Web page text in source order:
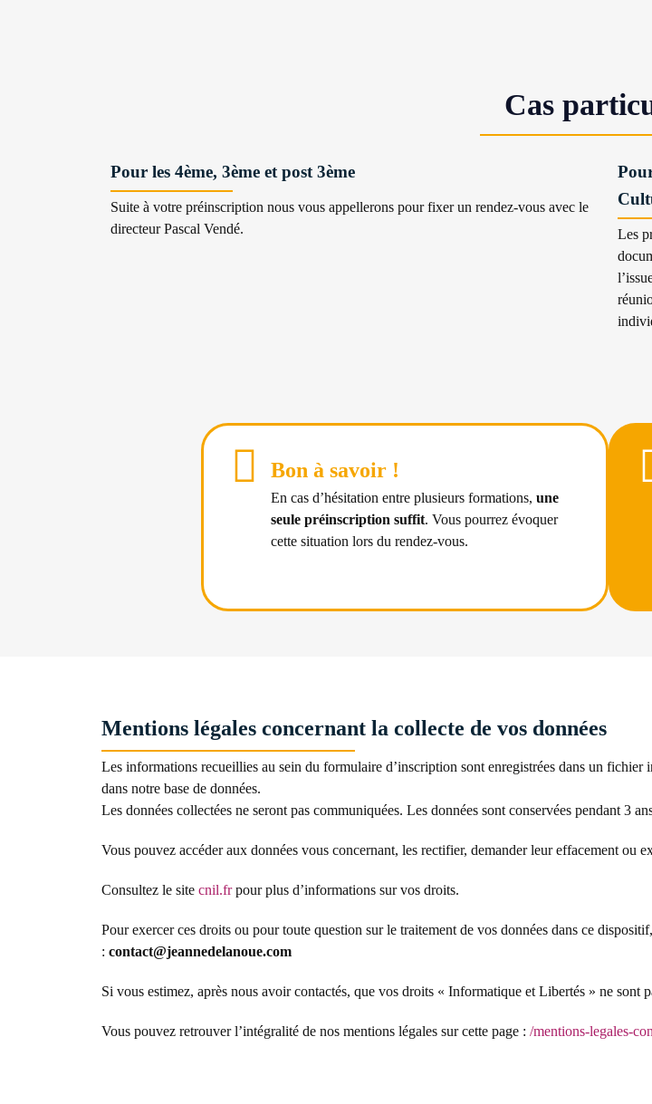
Cas
Pour les 4ème, 3ème et post 3ème
Suite à votre préinscription nous vous appellerons pour fixer un rendez-vous avec le
directeur Pascal Vendé.
Les
Bon à savoir !
En cas d’hésitation entre plusieurs formations,une
seule préinscription suffit. Vous pourrez évoquer
cette situation lors du rendez-vous.
Mentions légales concernant la collecte de vos données
Les informations recueillies au sein du formulaire d’inscription sont enregistrées dans un
dans notre base de données.
Les données collectées ne seront pas communiquées. Les données sont conservées pendant 3
Vous pouvez accéder aux données vous concernant, les rectifier, demander leur effacement ou
Consultez le site cnil.frpour plus d’informations sur vos droits.
Pour exercer ces droits ou pour toute question sur le traitement de vos données dans ce
: contact@jeannedelanoue.com
Si vous estimez, après nous avoir contactés, que vos droits « Informatique et Libertés » ne sont
Vous pouvez retrouver l’intégralité de nos mentions légales sur cette page : /mentions-legales-